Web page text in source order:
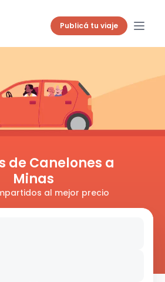
Publicá tu viaje
de Canelones a
Minas
al mejor precio